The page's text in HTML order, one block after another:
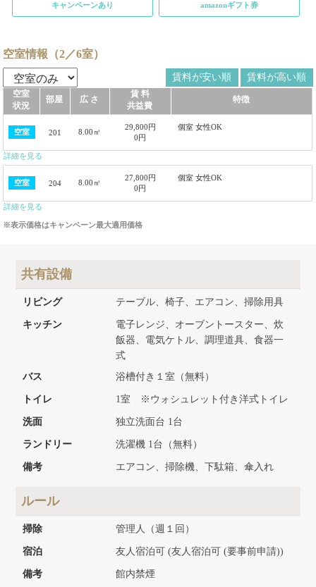
キャンペーンあり amazonギフト券
空室情報（2／6室）
賃料が安い順 賃料が高い順
空室
状況
部屋 広 さ
賃 料
共益費
特徴
空室 201 8.00㎡
29,800円
0円
個室 女性OK
詳細を見る
空室 204 8.00㎡
27,800円
0円
個室 女性OK
詳細を見る
※表示価格はキャンペーン最大適用価格
共有設備
リビング テーブル、椅子、エアコン、掃除用具
キッチン
電子レンジ、オーブントースター、炊
飯器、電気ケトル、調理道具、食器一
式
バス
浴槽付き１室（無料）
トイレ 1室 ※ウォシュレット付き洋式トイレ
洗面 独立洗面台 1台
ランドリー 洗濯機 1台（無料）
備考 エアコン、掃除機、下駄箱、傘入れ
ルール
掃除 管理人（週１回）
宿泊 友人宿泊可 (友人宿泊可 (要事前申請))
備考 館内禁煙